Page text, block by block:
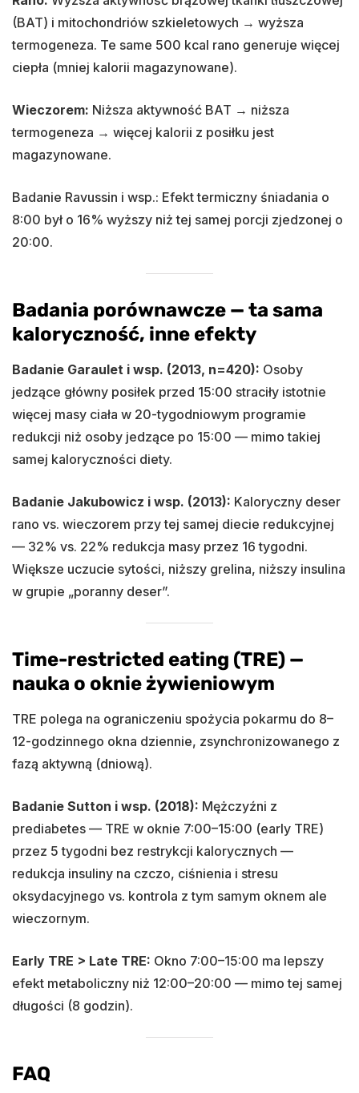
(BAT) i mitochondriów szkieletowych → wyższa
termogeneza. Te same 500 kcal rano generuje więcej
ciepła (mniej kalorii magazynowane).
Wieczorem: Niższa aktywność BAT → niższa
termogeneza → więcej kalorii z posiłku jest
magazynowane.
Badanie Ravussin i wsp.: Efekt termiczny śniadania o
8:00 był o 16% wyższy niż tej samej porcji zjedzonej o
20:00.
Badania porównawcze — ta sama
kaloryczność, inne efekty
Badanie Garaulet i wsp. (2013, n=420): Osoby
jedzące główny posiłek przed 15:00 straciły istotnie
więcej masy ciała w 20-tygodniowym programie
redukcji niż osoby jedzące po 15:00 — mimo takiej
samej kaloryczności diety.
Badanie Jakubowicz i wsp. (2013): Kaloryczny deser
rano vs. wieczorem przy tej samej diecie redukcyjnej
— 32% vs. 22% redukcja masy przez 16 tygodni.
Większe uczucie sytości, niższy grelina, niższy insulina
w grupie „poranny deser”.
Time-restricted eating (TRE) —
nauka o oknie żywieniowym
TRE polega na ograniczeniu spożycia pokarmu do 8–
12-godzinnego okna dziennie, zsynchronizowanego z
fazą aktywną (dniową).
Badanie Sutton i wsp. (2018): Mężczyźni z
prediabetes — TRE w oknie 7:00–15:00 (early TRE)
przez 5 tygodni bez restrykcji kalorycznych —
redukcja insuliny na czczo, ciśnienia i stresu
oksydacyjnego vs. kontrola z tym samym oknem ale
wieczornym.
Early TRE > Late TRE: Okno 7:00–15:00 ma lepszy
efekt metaboliczny niż 12:00–20:00 — mimo tej samej
długości (8 godzin).
FAQ